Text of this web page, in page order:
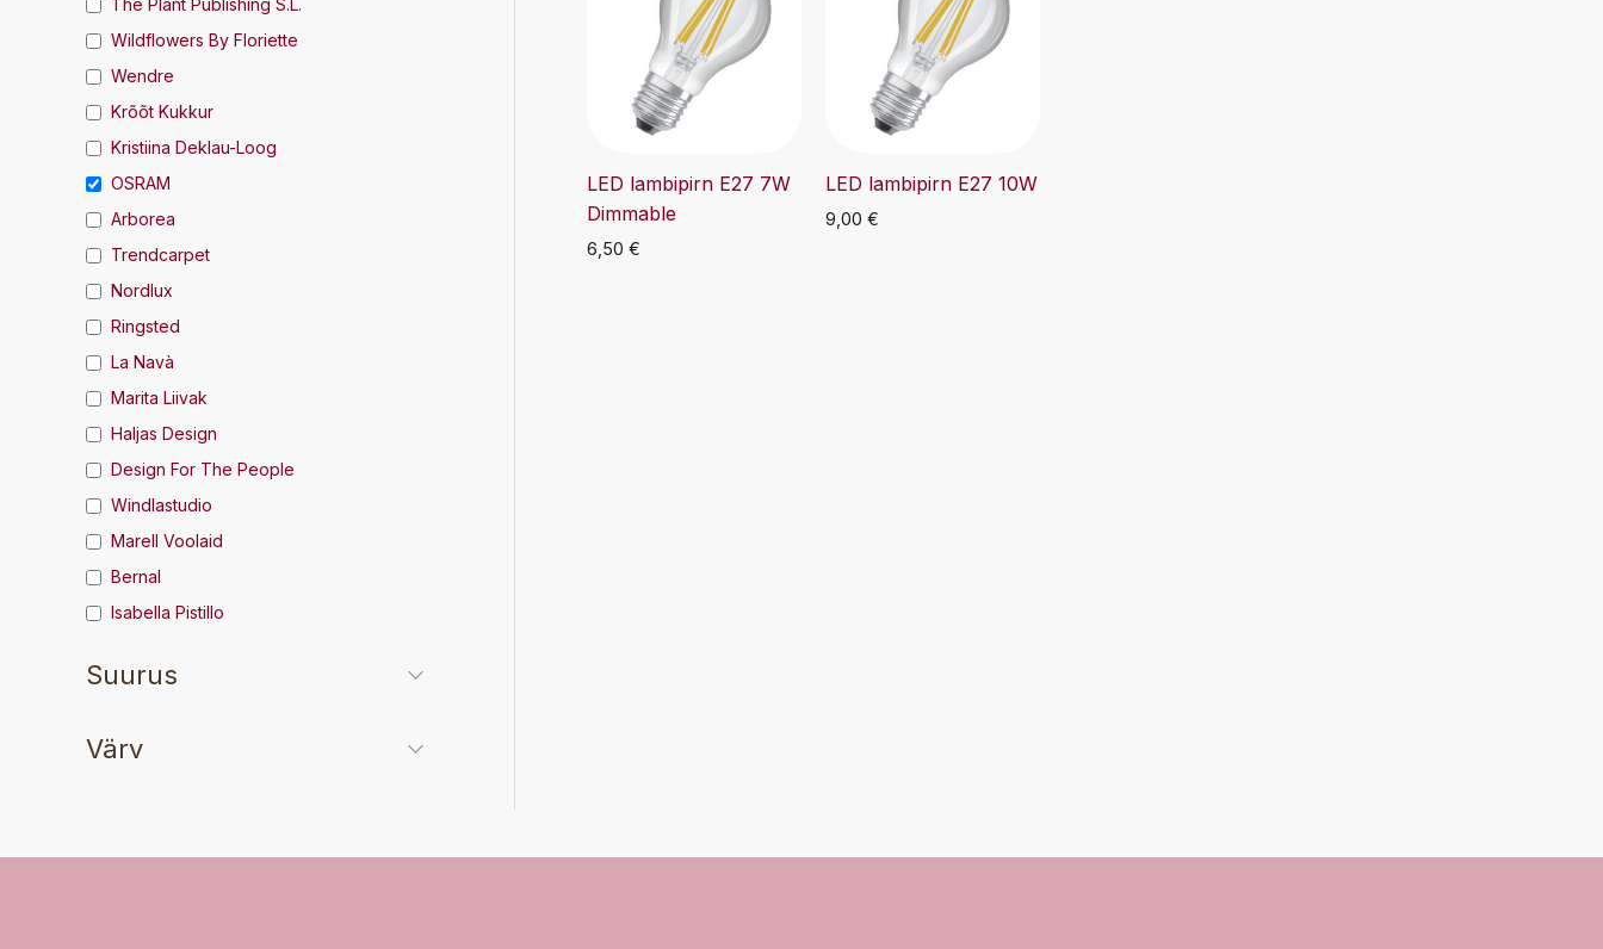
The Plant Publishing S.L.
Wildflowers By Floriette
Wendre
Krõõt Kukkur
Kristiina Deklau-Loog
OSRAM
Arborea
Trendcarpet
Nordlux
Ringsted
La Navà
Marita Liivak
Haljas Design
Design For The People
Windlastudio
Marell Voolaid
Bernal
Isabella Pistillo
Suurus
Värv
LED lambipirn E27 7W
Dimmable
6,50 €
LED lambipirn E27 10W
9,00 €